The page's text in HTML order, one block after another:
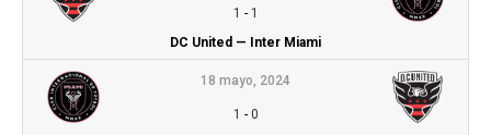
1 - 1
DC United — Inter Miami
18 mayo, 2024
1 - 0